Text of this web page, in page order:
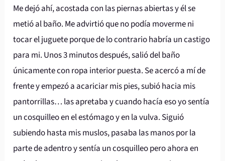
Me dejó ahí, acostada con las piernas abiertas y él se
metió al baño. Me advirtió que no podía moverme ni
tocar el juguete porque de lo contrario habría un castigo
para mi. Unos 3 minutos después, salió del baño
únicamente con ropa interior puesta. Se acercó a mí de
frente y empezó a acariciar mis pies, subió hacia mis
pantorrillas… las apretaba y cuando hacía eso yo sentía
un cosquilleo en el estómago y en la vulva. Siguió
subiendo hasta mis muslos, pasaba las manos por la
parte de adentro y sentía un cosquilleo pero ahora en